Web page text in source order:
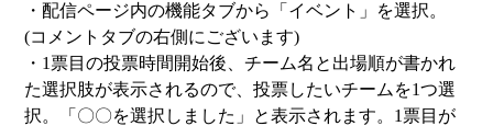
・配信ページ内の機能タブから「イベント」を選択。
(コメントタブの右側にございます)
・1票目の投票時間開始後、チーム名と出場順が書かれ
た選択肢が表示されるので、投票したいチームを1つ選
択。「〇〇を選択しました」と表示されます。1票目が